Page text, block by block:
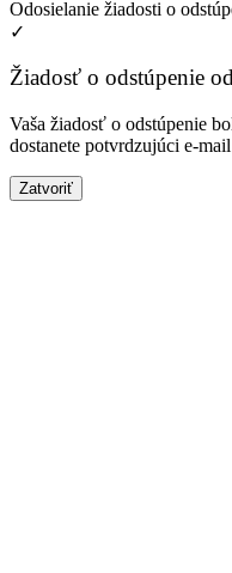
Odosielanie žiadosti o
✓
Žiadosť o odstúpenie
Vaša žiadosť o odstúpenie
dostanete potvrdzujúci e-
Zatvoriť